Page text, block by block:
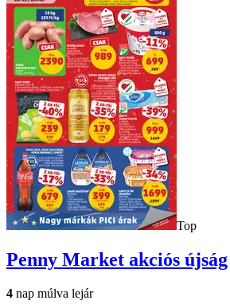
Top
Penny Market akciós újság
4 nap múlva lejár